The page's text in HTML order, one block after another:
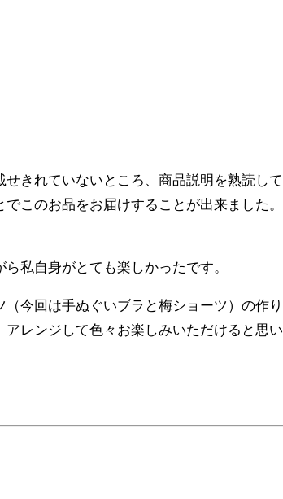
きれていないところ、商品説明を熟読して
このお品をお届けすることが出来ました。
私自身がとても楽しかったです。
今回は手ぬぐいブラと梅ショーツ）の作り
レンジして色々お楽しみいただけると思い